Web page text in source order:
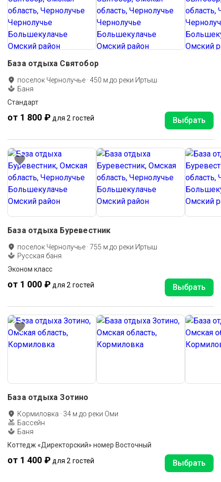
База отдыха Святобор
поселок Чернолучье ·450 м до реки Иртыш
Баня
Стандарт
от 1 800 ₽ для 2 гостей Выбрать
База отдыха Буревестник
поселок Чернолучье ·755 м до реки Иртыш
Русская баня
Эконом класс
от 1 000 ₽ для 2 гостей Выбрать
База отдыха Зотино
Кормиловка · 34 м до реки Оми
Бассейн
Баня
Коттедж «Директорский» номер Восточный
от 1 400 ₽ для 2 гостей Выбрать